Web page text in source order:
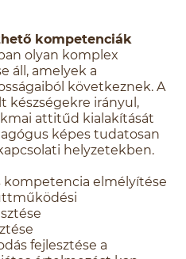
kompetenciák
olyan komplex
áll, amelyek a
következnek. A
készségekre irányul,
attitűd kialakítását
képes tudatosan
helyzetekben.
kompetencia elmélyítése
fejlesztése a